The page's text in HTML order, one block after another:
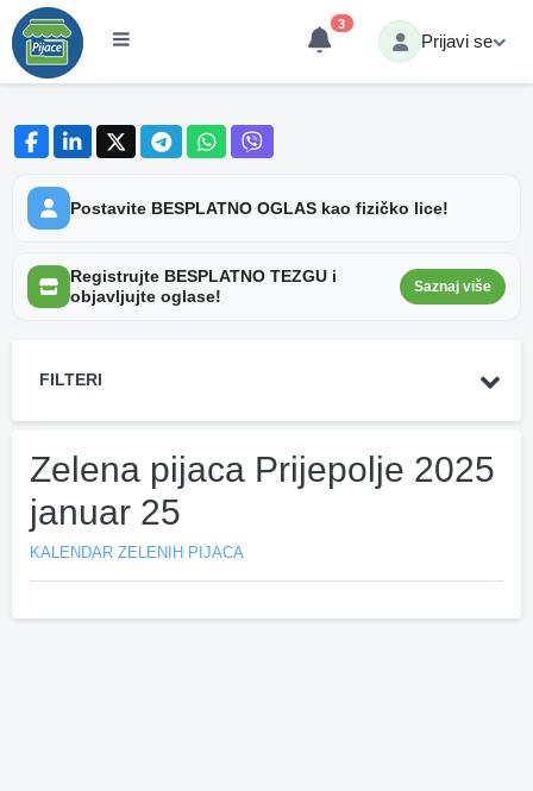
3
Prijavi se
Postavite BESPLATNO OGLAS kao fizičko lice!
Registrujte BESPLATNO TEZGU i
objavljujte oglase!
Saznaj više
FILTERI
Zelena pijaca Prijepolje 2025
januar 25
KALENDAR ZELENIH PIJACA